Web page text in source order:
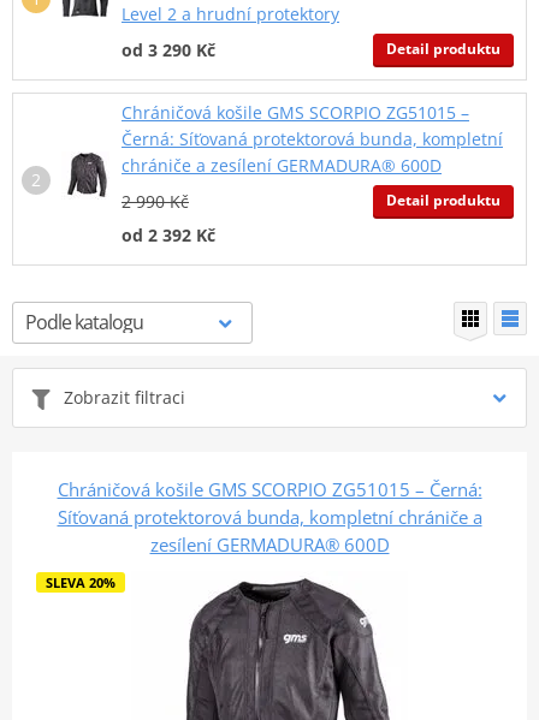
Level 2 a hrudní protektory
od 3 290 Kč
Detail produktu
Chráničová košile GMS SCORPIO ZG51015 –
Černá: Síťovaná protektorová bunda, kompletní
chrániče a zesílení GERMADURA® 600D
2 990 Kč
od 2 392 Kč
Detail produktu
Zobrazit filtraci
Chráničová košile GMS SCORPIO ZG51015 – Černá:
Síťovaná protektorová bunda, kompletní chrániče a
zesílení GERMADURA® 600D
SLEVA 20%